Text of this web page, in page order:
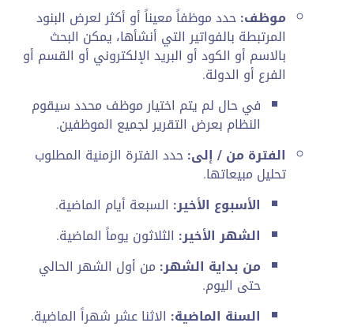
موظف:حدد موظفاً معيناً أو أكثر لعرض البنود
المرتبطة بالفواتير التي أنشأها، يمكن البحث
بالاسم أو الكود أو البريد الإلكتروني أو القسم أو
الفرع أو الدولة.
في حال لم يتم اختيار موظف محدد سيقوم
النظام بعرض التقرير لجميع الموظفين.
الفترة من / إلى:حدد الفترة الزمنية المطلوب
تحليل مبيعاتها.
الأسبوع الأخير: السبعة أيام الماضية.
الشهر الأخير: الثلاثون يوماً الماضية.
من بداية الشهر: من أول الشهر الحالي
حتى اليوم.
السنة الماضية: الاثنا عشر شهراً الماضية.